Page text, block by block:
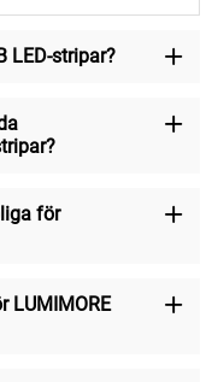
LED-stripar?
för
LUMIMORE